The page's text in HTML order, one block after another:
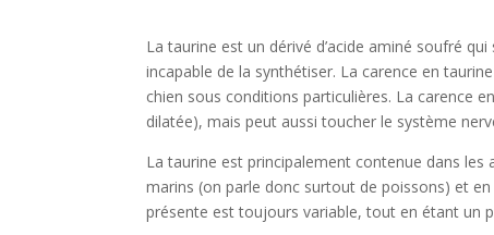
La taurine est un dérivé d’acide aminé soufré
incapable de la synthétiser. La carence en
chien sous conditions particulières. La carence
dilatée), mais peut aussi toucher le système
La taurine est principalement contenue dans les
marins (on parle donc surtout de poissons) et
présente est toujours variable, tout en étant un